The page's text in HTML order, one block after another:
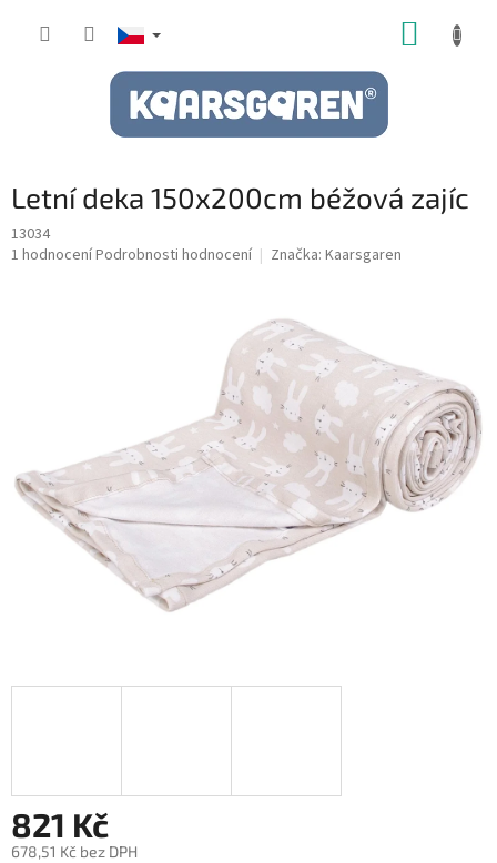
Letní deka 150x200cm béžová zajíc
13034
Průměrné
1 hodnoceníPodrobnosti hodnocení Značka: Kaarsgaren
821 Kč
678,51 Kč bez DPH